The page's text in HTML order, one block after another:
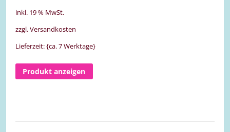
inkl. 19 % MwSt.
zzgl. Versandkosten
Lieferzeit: {ca. 7 Werktage}
Produkt anzeigen